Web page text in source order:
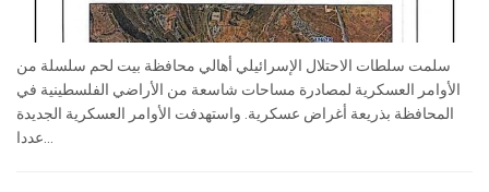
سلمت سلطات الاحتلال الإسرائيلي أهالي محافظة بيت لحم سلسلة من
الأوامر العسكرية لمصادرة مساحات شاسعة من الأراضي الفلسطينية في
المحافظة بذريعة أغراض عسكرية. واستهدفت الأوامر العسكرية الجديدة
عددا...